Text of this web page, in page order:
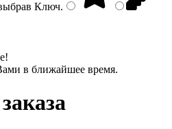
Ключ.
в ближайшее время.